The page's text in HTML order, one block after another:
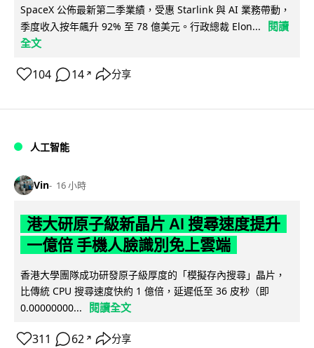
SpaceX 公佈最新第二季業績，受惠 Starlink 與 AI 業務帶動，
季度收入按年飆升 92% 至 78 億美元。行政總裁 Elon...
閱讀
全文
104 14 ↗ 分享
人工智能
Vin 16 小時
港大研原子級新晶片 AI 搜尋速度提升
一億倍 手機人臉識別免上雲端
香港大學團隊成功研發原子級厚度的「模擬存內搜尋」晶片，
比傳統 CPU 搜尋速度快約 1 億倍，延遲低至 36 皮秒（即
0.00000000...
閱讀全文
311 62 ↗ 分享